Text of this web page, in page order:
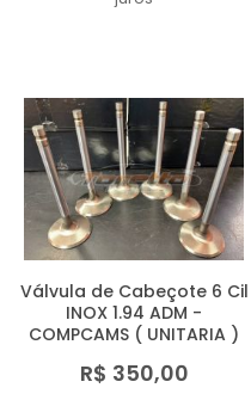
Válvula de Cabeçote 6 Cil
INOX 1.94 ADM -
COMPCAMS ( UNITARIA )
R$ 350,00